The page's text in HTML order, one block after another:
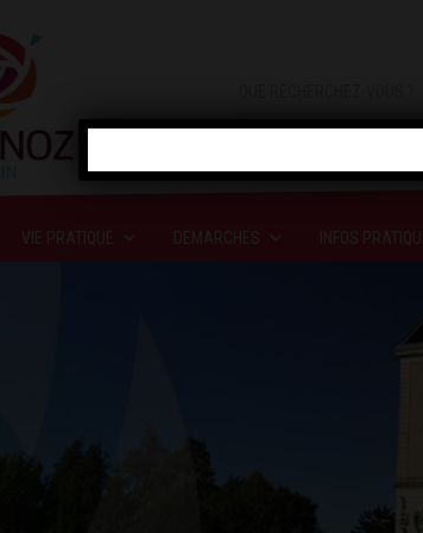
VIE PRATIQUE DEMARCHES INFOS